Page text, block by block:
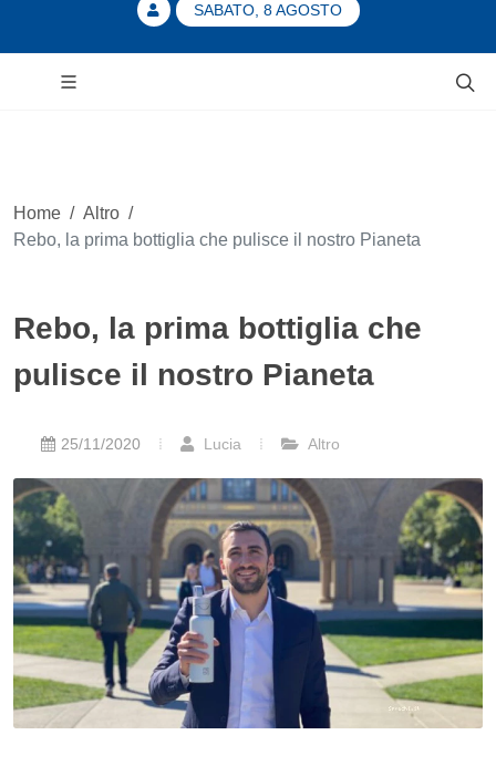
SABATO, 8 AGOSTO
Home / Altro /
Rebo, la prima bottiglia che pulisce il nostro Pianeta
Rebo, la prima bottiglia che
pulisce il nostro Pianeta
25/11/2020 Lucia Altro